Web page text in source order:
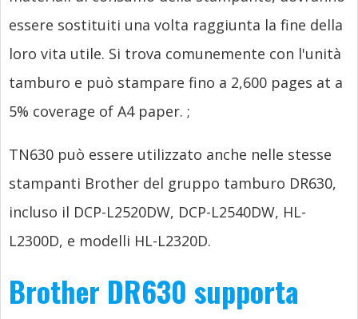
essere sostituiti una volta raggiunta la fine della
loro vita utile. Si trova comunemente con l'unità
tamburo e può stampare fino a 2,600 pages at a
5% coverage of A4 paper. ;
TN630 può essere utilizzato anche nelle stesse
stampanti Brother del gruppo tamburo DR630,
incluso il DCP-L2520DW, DCP-L2540DW, HL-
L2300D, e modelli HL-L2320D.
Brother DR630 supporta